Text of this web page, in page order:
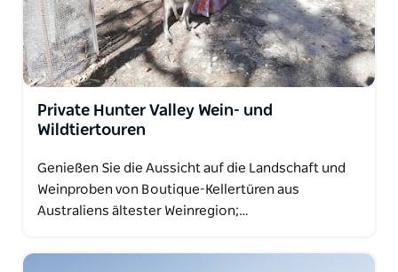
Private Hunter Valley Wein- und
Wildtiertouren
Genießen Sie die Aussicht auf die Landschaft und
Weinproben von Boutique-Kellertüren aus
Australiens ältester Weinregion;…